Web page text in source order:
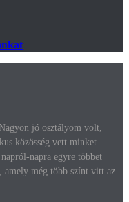
jó osztályom volt,
közösség vett minket
napra egyre többet
amely még több színt vitt az